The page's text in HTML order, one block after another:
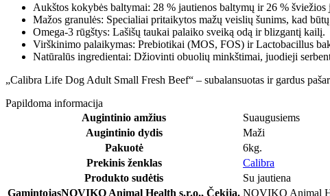
Aukštos kokybės baltymai: 28 % jautienos baltymų ir 26 %
Mažos granulės: Specialiai pritaikytos mažų veislių šunims, kad
Omega-3 rūgštys: Lašišų taukai palaiko sveiką odą ir blizgantį kailį.
Virškinimo palaikymas: Prebiotikai (MOS, FOS) ir Lactobacillus
Natūralūs ingredientai: Džiovinti obuolių minkštimai, juodieji
„Calibra Life Dog Adult Small Fresh Beef“ – subalansuotas ir gardus
Papildoma informacija
Augintinio amžius
Suaugusiems
Augintinio dydis
Maži
Pakuotė
6kg.
Prekinis ženklas
Calibra
Produkto sudėtis
Su jautiena
GamintojasNOVIKO Animal Health s.r.o., Čekija. NOVIKO Animal